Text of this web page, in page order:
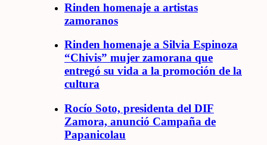
Rinden homenaje a artistas
zamoranos
Rinden homenaje a Silvia Espinoza
“Chivis” mujer zamorana que
entregó su vida a la promoción de la
cultura
Rocío Soto, presidenta del DIF
Zamora, anunció Campaña de
Papanicolau